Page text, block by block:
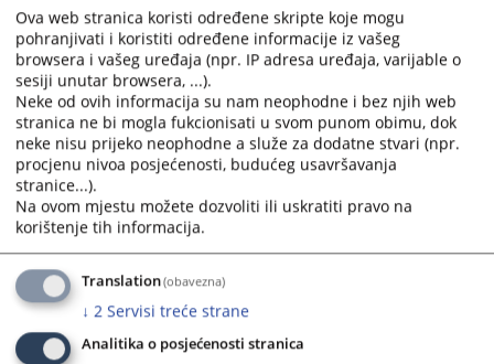
Naziv
Kantonalno tužiteljstvo Hercegovačko-neretvanskog kantona
Naziv
institucije:
Kantonalno tužiteljstvo Hercegovačko-neretvanskog
kantona
Adresa:
Ante Starčevića 22, 88 000 Mostar
Telefon:
036 326 747
Adresa elektronske pošte:
Web stranica:
Radno vrijeme:
07:30-15:30
Druga kontakt osoba:
Amra Bojičić
Ova web stranica koristi određene skripte koje mogu
pohranjivati i koristiti određene informacije iz vašeg
browsera i vašeg uređaja (npr. IP adresa uređaja, varijable o
sesiji unutar browsera, ...).
Neke od ovih informacija su nam neophodne i bez njih web
stranica ne bi mogla fukcionisati u svom punom obimu, dok
neke nisu prijeko neophodne a služe za dodatne stvari (npr.
procjenu nivoa posjećenosti, budućeg usavršavanja
stranice...).
Na ovom mjestu možete dozvoliti ili uskratiti pravo na
korištenje tih informacija.
Translation(obavezna)
↓ 2 Servisi treće strane
Analitika o posjećenosti stranica